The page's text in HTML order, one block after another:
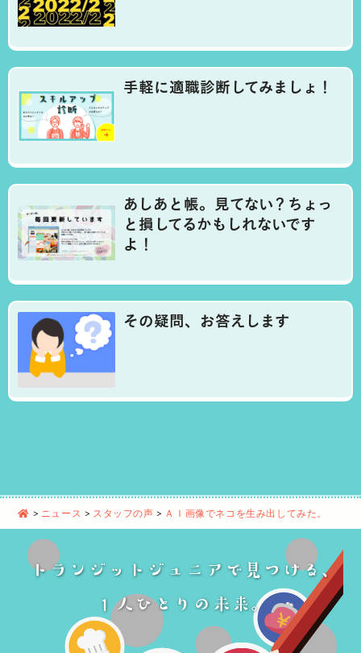
手軽に適職診断してみましょ！
あしあと帳。見てない？ちょっ
と損してるかもしれないです
よ！
その疑問、お答えします
> ニュース > スタッフの声 > ＡＩ画像でネコを生み出してみた。